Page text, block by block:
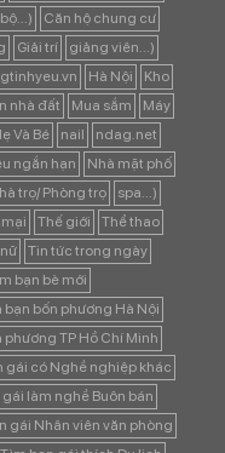
Căn hộ chung cư
Giải trí
giảng viên...)
Hà Nội
Kho
nhà đất Mua sắm
Máy
Và Bé nail
ndag.net
ngắn hạn
Nhà mặt phố
trọ/ Phòng trọ
spa...)
Thế giới
Thể thao
Tin tức trong ngày
bạn bè mới
bạn bốn phương Hà Nội
TP Hồ Chí Minh
gái có Nghề nghiệp khác
làm nghề Buôn bán
gái Nhân viên văn phòng